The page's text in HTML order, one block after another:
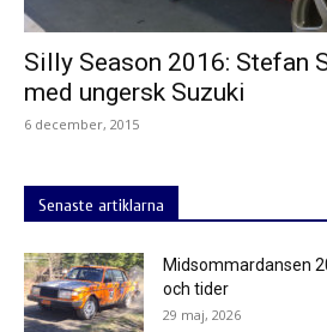
Silly Season 2016: Stefan
med ungersk Suzuki
6 december, 2015
Senaste artiklarna
Midsommardansen
och tider
29 maj, 2026